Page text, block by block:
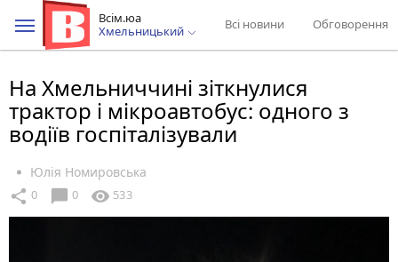
Всім.юа
Хмельницький
Всі новини Обговорення
На Хмельниччині зіткнулися
трактор і мікроавтобус: одного з
водіїв госпіталізували
Юлія Номировська
share 0 chat_bubble 0 visibility 533